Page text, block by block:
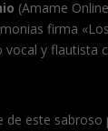
(Amame
firma
vocal y flautista
de este